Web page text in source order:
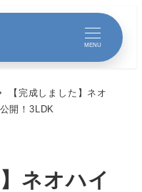
MENU
【完成しました】ネオ
開！3LDK
ネオハイ